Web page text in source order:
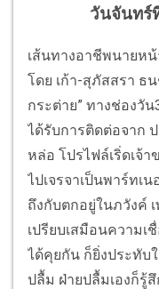
วันจันทร์
เส้นทางอาชีพนายห
โดย เก้า-สุภัสสรา ธ
กระต่าย” ทางช่องวั
ได้รับการติดต่อจาก
หล่อ โปรไฟล์เริ่ดเจ้
ไปเจรจาเป็นพาร์ทเ
ถึงกับตกอยู่ในภวังค์
เปรียบเสมือนความเ
ได้คุยกัน ก็ยิ่งประทับ
ปลื้ม ฝ่ายปลื้มเองก็รู้